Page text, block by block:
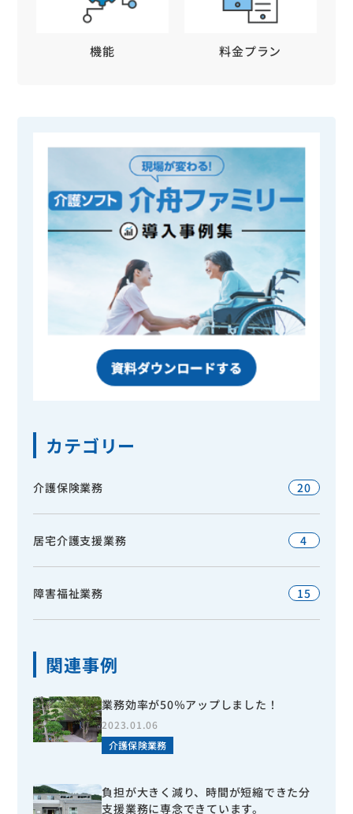
機能 料金プラン
カテゴリー
介護保険業務 20
居宅介護支援業務 4
障害福祉業務 15
関連事例
業務効率が50％アップしました！
2023.01.06
介護保険業務
負担が大きく減り、時間が短縮できた分
支援業務に専念できています。